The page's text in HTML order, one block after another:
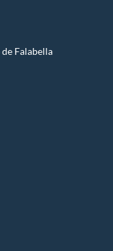
Falabella